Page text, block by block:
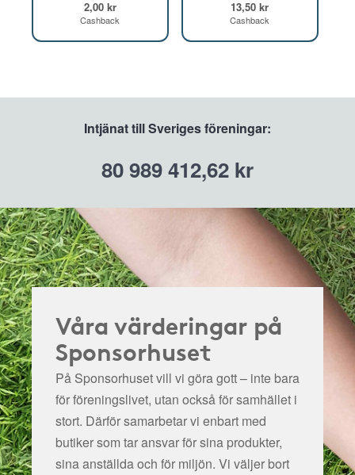
2,00 kr
Cashback
13,50 kr
Cashback
Intjänat till Sveriges föreningar:
80 989 412,62 kr
Våra värderingar på
Sponsorhuset
På Sponsorhuset vill vi göra gott – inte bara
för föreningslivet, utan också för samhället i
stort. Därför samarbetar vi enbart med
butiker som tar ansvar för sina produkter,
sina anställda och för miljön. Vi väljer bort